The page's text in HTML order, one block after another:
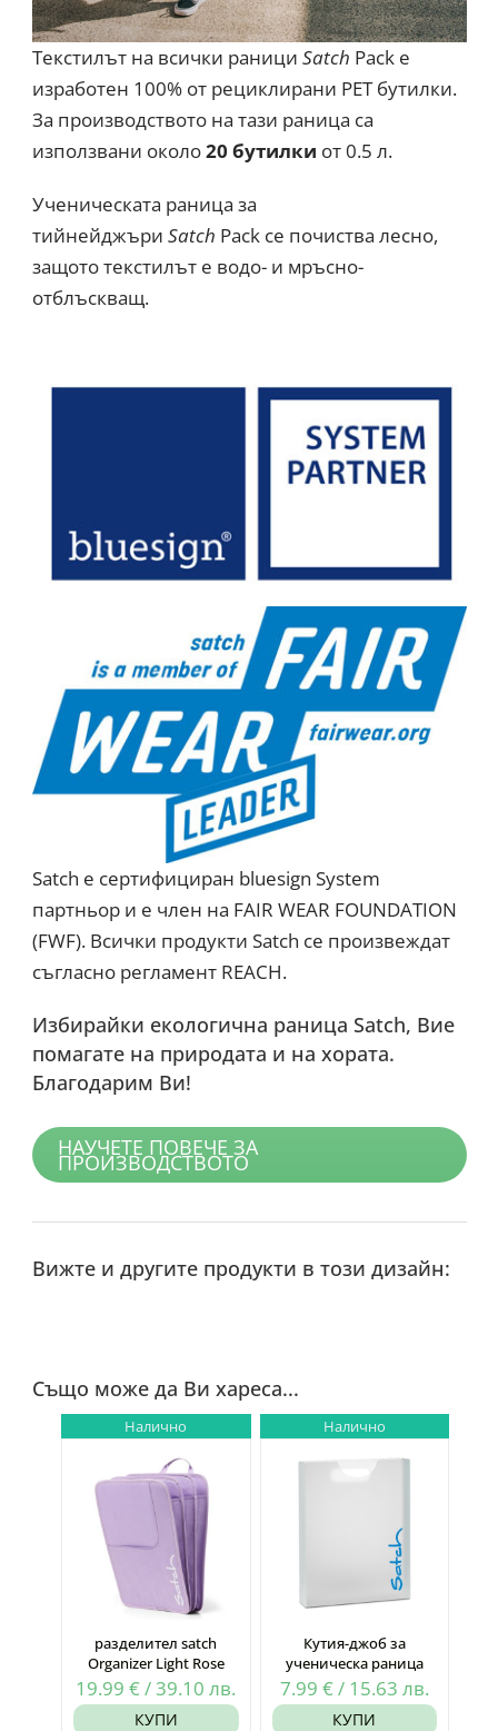
Текстилът на всички ранициSatch Pack е
изработен 100% от рециклирани PET бутилки.
За производството на тази раница са
използвани около20 бутилки от 0.5 л.
Ученическата раница за
тийнейджъриSatch Pack се почиства лесно,
защото текстилът е водо- и мръсно-
отблъскващ.
Satch е сертифициран bluesign System
партньор и е член на FAIR WEAR FOUNDATION
(FWF). Всички продукти Satch се произвеждат
съгласно регламент REACH.
Избирайки екологична раница Satch, Вие
помагате на природата и на хората.
Благодарим Ви!
НАУЧЕТЕ ПОВЕЧЕ ЗА
ПРОИЗВОДСТВОТО
Вижте и другите продукти в този дизайн:
Също може да Ви хареса...
Налично
разделител satch
Organizer Light Rose
19.99€ /39.10лв.
КУПИ
Налично
Кутия-джоб за
ученическа раница
7.99 € / 15.63 лв.
КУПИ